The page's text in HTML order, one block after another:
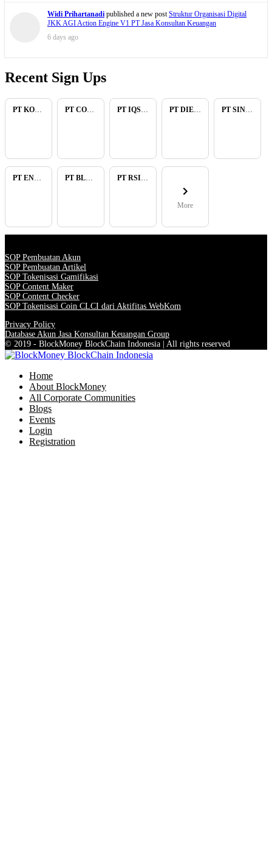
Widi Prihartanadi published a new post Struktur Organisasi Digital
JKK AGI Action Engine V1 PT Jasa Konsultan Keuangan
6 days ago
Recent Sign Ups
More
SOP Pembuatan Akun
SOP Pembuatan Artikel
SOP Tokenisasi Gamifikasi
SOP Content Maker
SOP Content Checker
SOP Tokenisasi Coin CLCI dari Aktifitas WebKom
Privacy Policy
Database Akun Jasa Konsultan Keuangan Group
© 2019 - BlockMoney BlockChain Indonesia | All rights reserved
Home
About BlockMoney
All Corporate Communities
Blogs
Events
Login
Registration